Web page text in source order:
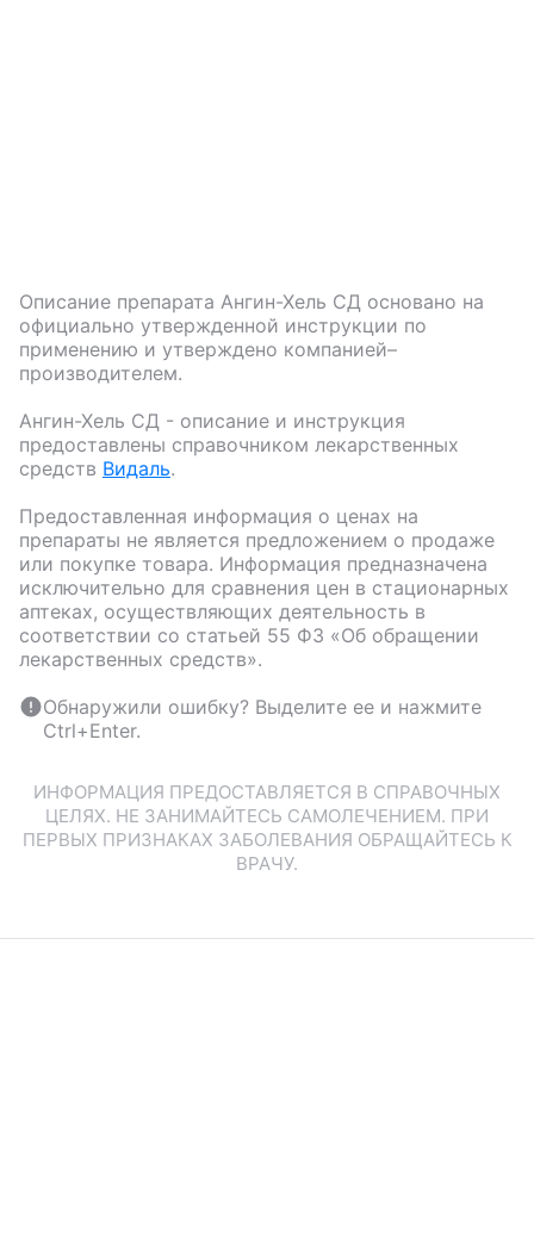
Описание препарата Ангин-Хель СД основано на
официально утвержденной инструкции по
применению и утверждено компанией–
производителем.
Ангин-Хель СД - описание и инструкция
предоставлены справочником лекарственных
средств Видаль.
Предоставленная информация о ценах на
препараты не является предложением о продаже
или покупке товара. Информация предназначена
исключительно для сравнения цен в стационарных
аптеках, осуществляющих деятельность в
соответствии со статьей 55 ФЗ «Об обращении
лекарственных средств».
Обнаружили ошибку? Выделите ее и нажмите
Ctrl+Enter.
ИНФОРМАЦИЯ ПРЕДОСТАВЛЯЕТСЯ В СПРАВОЧНЫХ
ЦЕЛЯХ. НЕ ЗАНИМАЙТЕСЬ САМОЛЕЧЕНИЕМ. ПРИ
ПЕРВЫХ ПРИЗНАКАХ ЗАБОЛЕВАНИЯ ОБРАЩАЙТЕСЬ К
ВРАЧУ.